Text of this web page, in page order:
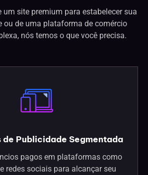
um site premium para estabelecer sua
ou de uma plataforma de comércio
nós temos o que você precisa.
de Publicidade Segmentada
pagos em plataformas como
redes sociais para alcançar seu